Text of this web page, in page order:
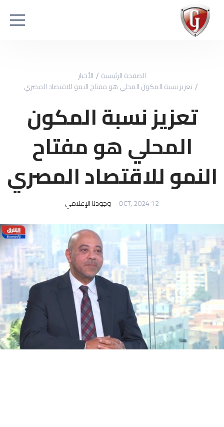
الصفحة الرئيسية
الأخبار
تعزيز نسبة المكون المحلي هو مفتاح النمو للاقتصاد المصري
تعزيز نسبة المكون
المحلي هو مفتاح
النمو للاقتصاد المصري
12 OCT, 2024 وجودنا الإعلامي